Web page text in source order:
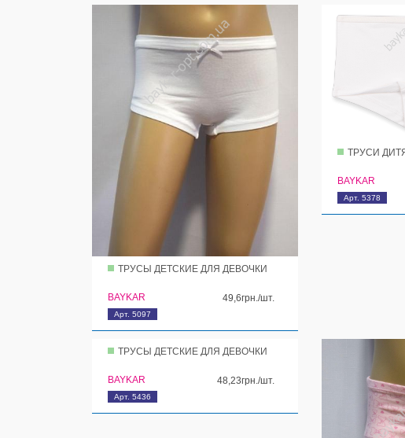
Арт. 5097
ТРУСЫ ДЕТСКИЕ ДЛЯ ДЕВОЧКИ
BAYKAR 49,6грн./шт.
Арт. 5378
ТРУСИ
BAYKAR
Арт. 5436
ТРУСЫ ДЕТСКИЕ ДЛЯ ДЕВОЧКИ
BAYKAR 48,23грн./шт.